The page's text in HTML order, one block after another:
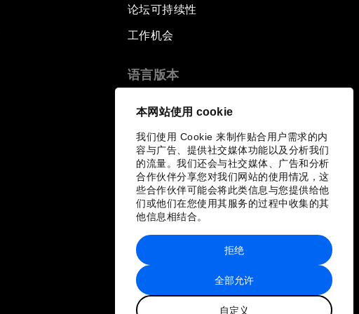
本网站使用 cookie
我们使用 Cookie 来制作贴合用户需求的内
容与广告、提供社交媒体功能以及分析我们
的流量。我们还会与社交媒体、广告和分析
合作伙伴分享您对我们网站的使用情况，这
些合作伙伴可能会将此类信息与您提供给他
们或他们在您使用其服务的过程中收集的其
他信息相结合。
全部允许
自定义
拒绝
论坛可持续性
工作机会
语言版本